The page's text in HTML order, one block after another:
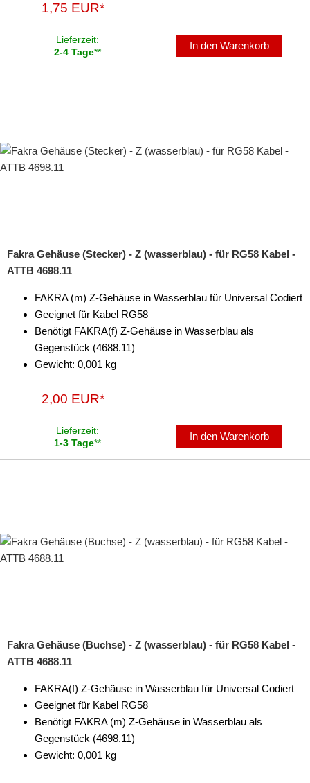
1,75 EUR*
Lieferzeit:
2-4 Tage**
In den Warenkorb
Fakra Gehäuse (Stecker) - Z (wasserblau) - für RG58 Kabel -
ATTB 4698.11
FAKRA (m) Z-Gehäuse in Wasserblau für Universal Codiert
Geeignet für Kabel RG58
Benötigt FAKRA(f) Z-Gehäuse in Wasserblau als
Gegenstück (4688.11)
Gewicht: 0,001 kg
2,00 EUR*
Lieferzeit:
1-3 Tage**
In den Warenkorb
Fakra Gehäuse (Buchse) - Z (wasserblau) - für RG58 Kabel -
ATTB 4688.11
FAKRA(f) Z-Gehäuse in Wasserblau für Universal Codiert
Geeignet für Kabel RG58
Benötigt FAKRA (m) Z-Gehäuse in Wasserblau als
Gegenstück (4698.11)
Gewicht: 0,001 kg